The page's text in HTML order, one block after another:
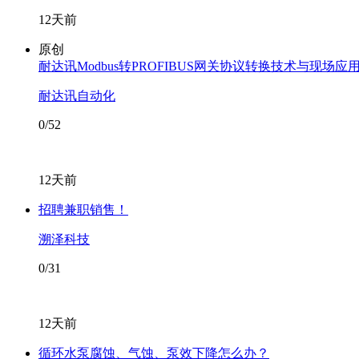
12天前
原创
耐达讯Modbus转PROFIBUS网关协议转换技术与现场应
耐达讯自动化
0/52
12天前
招聘兼职销售！
溯泽科技
0/31
12天前
循环水泵腐蚀、气蚀、泵效下降怎么办？